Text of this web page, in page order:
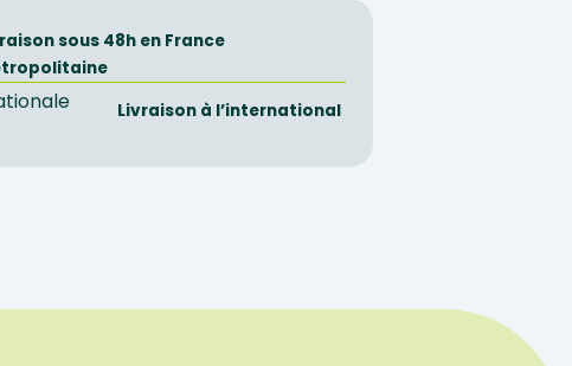
sous 48h en France
Livraison à l’international